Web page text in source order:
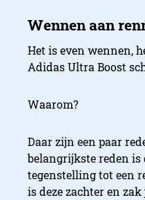
Het is even wennen,
Adidas Ultra Boost
Waarom?
Daar zijn een paar
belangrijkste reden is
tegenstelling tot een
is deze zachter en